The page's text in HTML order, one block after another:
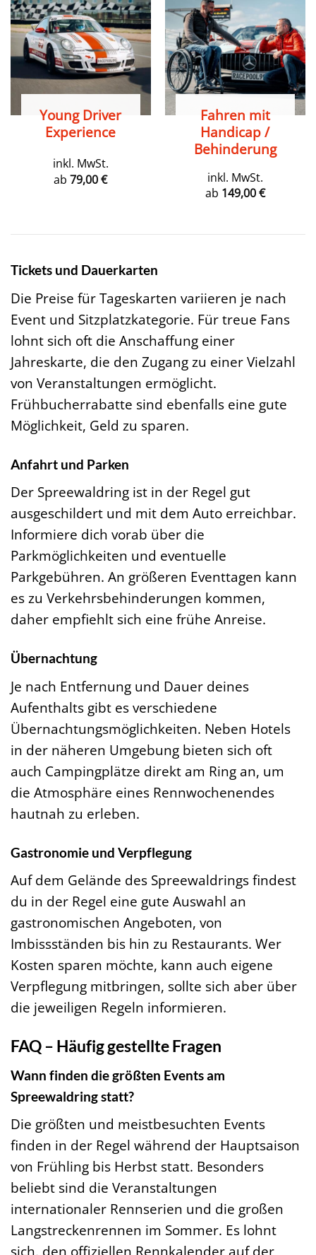
Young Driver
Experience
inkl. MwSt.
ab79,00€
Fahren mit
Handicap /
Behinderung
inkl. MwSt.
ab 149,00€
Tickets und Dauerkarten
Die Preise für Tageskarten variieren je nach
Event und Sitzplatzkategorie. Für treue Fans
lohnt sich oft die Anschaffung einer
Jahreskarte, die den Zugang zu einer Vielzahl
von Veranstaltungen ermöglicht.
Frühbucherrabatte sind ebenfalls eine gute
Möglichkeit, Geld zu sparen.
Anfahrt und Parken
Der Spreewaldring ist in der Regel gut
ausgeschildert und mit dem Auto erreichbar.
Informiere dich vorab über die
Parkmöglichkeiten und eventuelle
Parkgebühren. An größeren Eventtagen kann
es zu Verkehrsbehinderungen kommen,
daher empfiehlt sich eine frühe Anreise.
Übernachtung
Je nach Entfernung und Dauer deines
Aufenthalts gibt es verschiedene
Übernachtungsmöglichkeiten. Neben Hotels
in der näheren Umgebung bieten sich oft
auch Campingplätze direkt am Ring an, um
die Atmosphäre eines Rennwochenendes
hautnah zu erleben.
Gastronomie und Verpflegung
Auf dem Gelände des Spreewaldrings findest
du in der Regel eine gute Auswahl an
gastronomischen Angeboten, von
Imbissständen bis hin zu Restaurants. Wer
Kosten sparen möchte, kann auch eigene
Verpflegung mitbringen, sollte sich aber über
die jeweiligen Regeln informieren.
FAQ – Häufig gestellte Fragen
Wann finden die größten Events am
Spreewaldring statt?
Die größten und meistbesuchten Events
finden in der Regel während der Hauptsaison
von Frühling bis Herbst statt. Besonders
beliebt sind die Veranstaltungen
internationaler Rennserien und die großen
Langstreckenrennen im Sommer. Es lohnt